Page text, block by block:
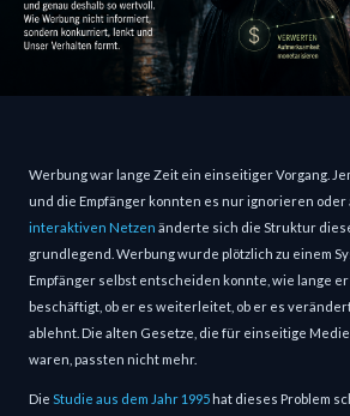
Werbung war lange Zeit ein einseitiger Vorgang.
und die Empfänger konnten es nur ignorieren
interaktiven Netzen änderte sich die Struktur
grundlegend. Werbung wurde plötzlich zu einem
Empfänger selbst entscheiden konnte, wie lange er
beschäftigt, ob er es weiterleitet, ob er es
ablehnt. Die alten Gesetze, die für einseitige
waren, passten nicht mehr.
Die Studie aus dem Jahr 1995 hat dieses Problem